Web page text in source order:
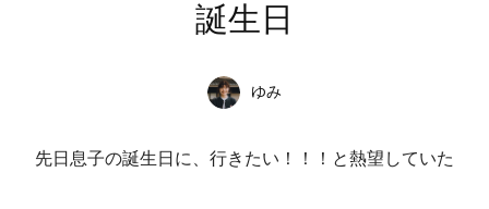
誕生日
ゆみ
先日息子の誕生日に、行きたい！！！と熱望していた